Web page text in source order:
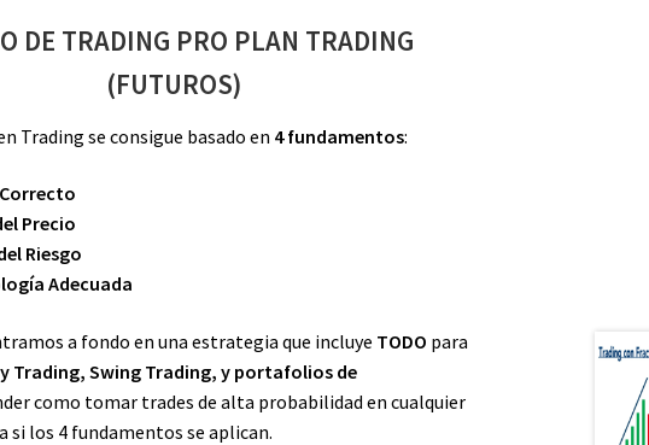
DE TRADING PRO PLAN TRADING
(FUTUROS)
Trading se consigue basado en 4 fundamentos:
Precio
Riesgo
Adecuada
a fondo en una estrategia que incluye TODO para
Trading, Swing Trading, y portafolios de
como tomar trades de alta probabilidad en cualquier
si los 4 fundamentos se aplican.